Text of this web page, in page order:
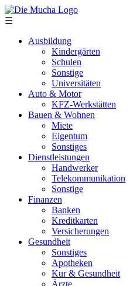
Direkt zum Inhalt
☰
Ausbildung
Kindergärten
Schulen
Sonstige
Universitäten
Auto & Motor
KFZ-Werkstätten
Bauen & Wohnen
Miete
Eigentum
Sonstiges
Dienstleistungen
Handwerker
Telekommunikation
Sonstige
Finanzen
Banken
Kreditkarten
Versicherungen
Gesundheit
Sonstiges
Apotheken
Kur & Gesundheit
Ärzte